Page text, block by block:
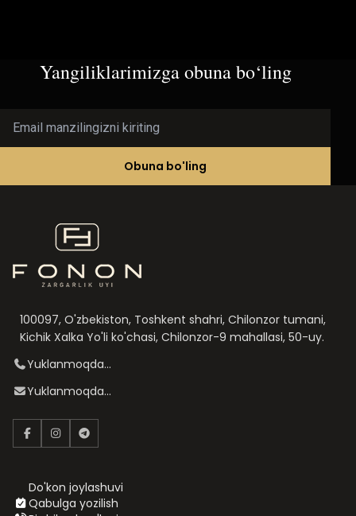
Yangiliklarimizga obuna bo‘ling
Obuna bo'ling
100097, O'zbekiston, Toshkent shahri, Chilonzor tumani,
Kichik Xalka Yo'li ko'chasi, Chilonzor-9 mahallasi, 50-uy.
Yuklanmoqda...
Yuklanmoqda...
Do'kon joylashuvi
Qabulga yozilish